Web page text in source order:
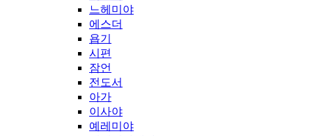
느헤미야
에스더
욥기
시편
잠언
전도서
아가
이사야
예레미야